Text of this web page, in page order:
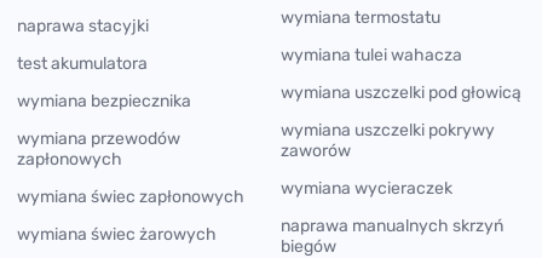
naprawa stacyjki
test akumulatora
wymiana bezpiecznika
wymiana przewodów
zapłonowych
wymiana świec zapłonowych
wymiana świec żarowych
wymiana termostatu
wymiana tulei wahacza
wymiana uszczelki pod głowicą
wymiana uszczelki pokrywy
zaworów
wymiana wycieraczek
naprawa manualnych skrzyń
biegów